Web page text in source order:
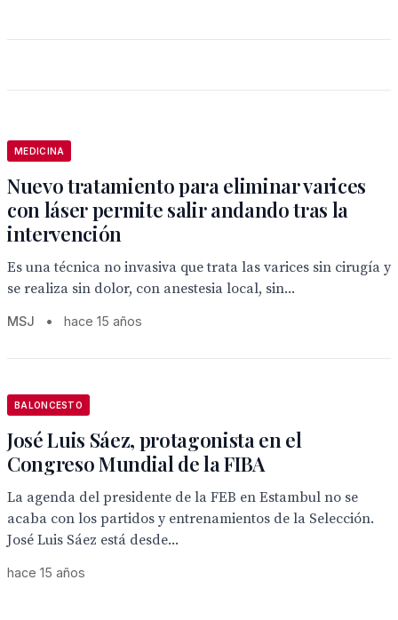
MEDICINA
Nuevo tratamiento para eliminar varices
con láser permite salir andando tras la
intervención
Es una técnica no invasiva que trata las varices sin cirugía y
se realiza sin dolor, con anestesia local, sin...
MSJ • hace 15 años
BALONCESTO
José Luis Sáez, protagonista en el
Congreso Mundial de la FIBA
La agenda del presidente de la FEB en Estambul no se
acaba con los partidos y entrenamientos de la Selección.
José Luis Sáez está desde...
hace 15 años